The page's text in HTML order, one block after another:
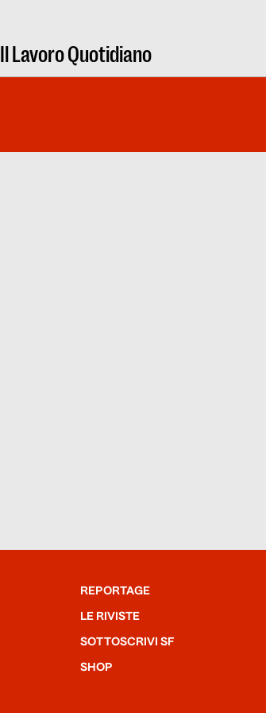
Il Lavoro Quotidiano
REPORTAGE
LE RIVISTE
SOTTOSCRIVI SF
SHOP